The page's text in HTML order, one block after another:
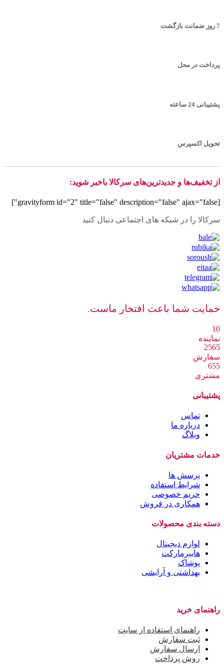
7 روز ضمانت بازگشت
پرداخت در محل
پشتیبانی 24 ساعته
تحویل اکسپرس
از تخفیف‌ها و جدیدترین‌های سرکالا باخبر شوید:
[gravityform id="2" title="false" description="false" ajax="false"]
سرکالا را در شبکه های اجتماعی دنبال کنید
حمایت شما باعث افتخار ماست.
10
نماینده
2565
سفارش
655
مشتری
پشتیبانی
تماس
درباره ما
وبلاگ
خدمات مشتریان
پرسش ها
شرایط استفاده
حریم خصوصی
همکاری در فروش
دسته بندی محصولات
لوازم دیجیتال
هایپرمارکت
پوشاک
بهداشتی و آرایشی
راهنمای خرید
راهنمای استفاده از سایت
ثبت سفارش
ارسال سفارش
روش پرداخت